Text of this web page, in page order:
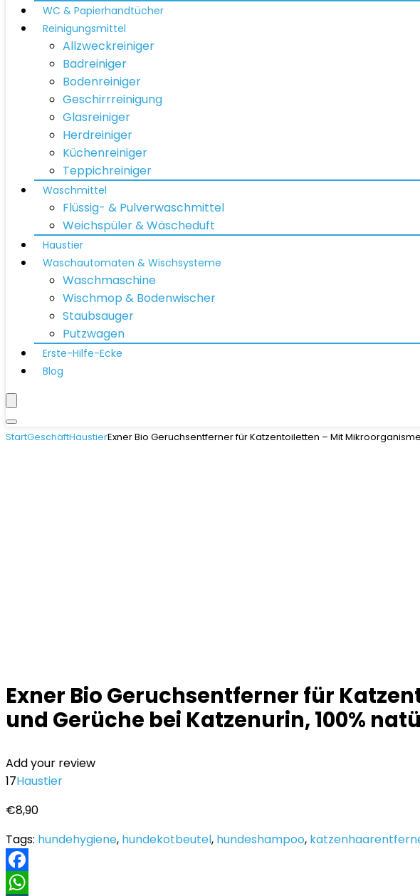
WC & Papierhandtücher
Reinigungsmittel
Allzweckreiniger
Badreiniger
Bodenreiniger
Geschirrreinigung
Glasreiniger
Herdreiniger
Küchenreiniger
Teppichreiniger
Waschmittel
Flüssig- & Pulverwaschmittel
Weichspüler & Wäscheduft
Haustier
Waschautomaten & Wischsysteme
Waschmaschine
Wischmop & Bodenwischer
Staubsauger
Putzwagen
Erste-Hilfe-Ecke
Blog
StartGeschäftHaustierExner Bio Geruchsentferner für Katzentoiletten – Mit
Exner Bio Geruchsentferner für
und Gerüche bei Katzenurin, 100%
Add your review
17Haustier
€8,90
Tags: hundehygiene, hundekotbeutel, hundeshampoo,
Facebook